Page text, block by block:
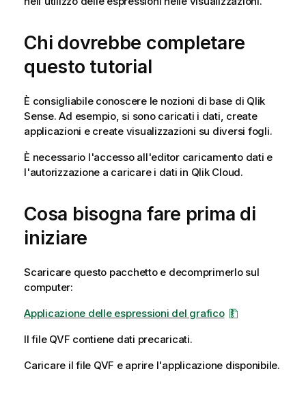
Chi dovrebbe completare
questo tutorial
È consigliabile conoscere le nozioni di base di Qlik
Sense. Ad esempio, si sono caricati i dati, create
applicazioni e create visualizzazioni su diversi fogli.
È necessario l'accesso all'editor caricamento dati e
l'autorizzazione a caricare i dati in Qlik Cloud.
Cosa bisogna fare prima di
iniziare
Scaricare questo pacchetto e decomprimerlo sul
computer:
Applicazione delle espressioni del grafico
Il file QVF contiene dati precaricati.
Caricare il file QVF e aprire l'applicazione disponibile.